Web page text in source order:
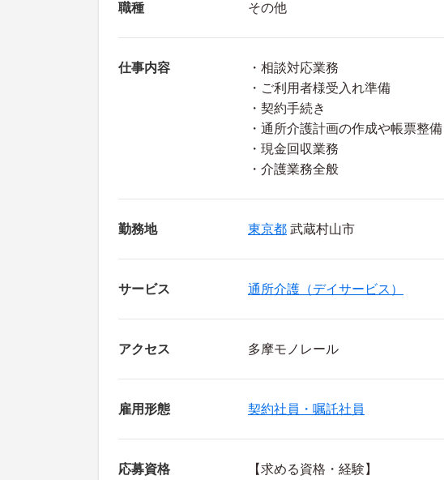
職種 その他
仕事内容
・相談対応業務
・ご利用者様受入れ準備
・契約手続き
・通所介護計画の作成や帳票整備
・現金回収業務
・介護業務全般
勤務地 東京都 武蔵村山市
サービス 通所介護（デイサービス）
アクセス 多摩モノレール
雇用形態 契約社員・嘱託社員
応募資格
【求める資格・経験】